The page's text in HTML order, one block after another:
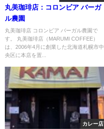
丸美珈琲店：コロンビア バーガ
ル農園
丸美珈琲店 コロンビア バーガル農園で
す。 丸美珈琲店（MARUMI COFFEE）
は、2006年4月に創業した北海道札幌市中
央区に本店を置...
カレー店